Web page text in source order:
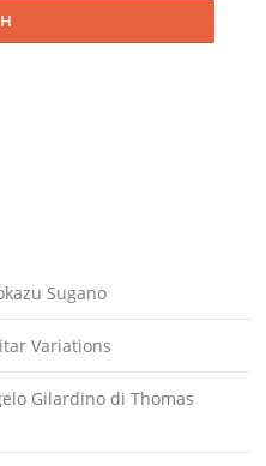
Sugano
Variations
Gilardino di Thomas